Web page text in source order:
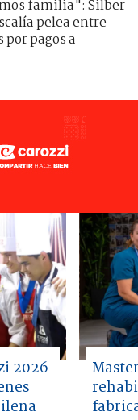
familia": Silber
pelea entre
por pagos a
2026